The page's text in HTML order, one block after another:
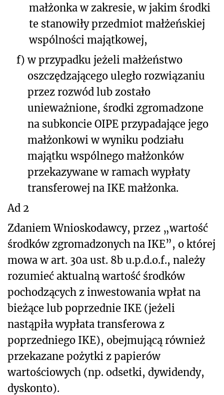
małżonka w zakresie, w jakim środki
te stanowiły przedmiot małżeńskiej
wspólności majątkowej,
f) w przypadku jeżeli małżeństwo
oszczędzającego uległo rozwiązaniu
przez rozwód lub zostało
unieważnione, środki zgromadzone
na subkoncie OIPE przypadające jego
małżonkowi w wyniku podziału
majątku wspólnego małżonków
przekazywane w ramach wypłaty
transferowej na IKE małżonka.
Ad 2
Zdaniem Wnioskodawcy, przez „wartość
środków zgromadzonych na IKE”, o której
mowa w art. 30a ust. 8b u.p.d.o.f., należy
rozumieć aktualną wartość środków
pochodzących z inwestowania wpłat na
bieżące lub poprzednie IKE (jeżeli
nastąpiła wypłata transferowa z
poprzedniego IKE), obejmującą również
przekazane pożytki z papierów
wartościowych (np. odsetki, dywidendy,
dyskonto).